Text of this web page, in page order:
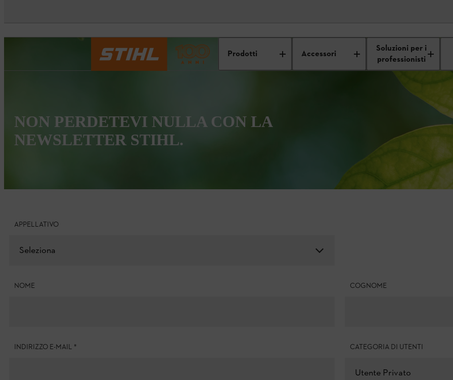
Prodotti Accessori
Soluzioni per i
professionisti
NON PERDETEVI NULLA CON LA
NEWSLETTER STIHL.
APPELLATIVO
Seleziona
NOME COGNOME
INDIRIZZO E-MAIL * CATEGORIA DI UTENTI
Utente Privato